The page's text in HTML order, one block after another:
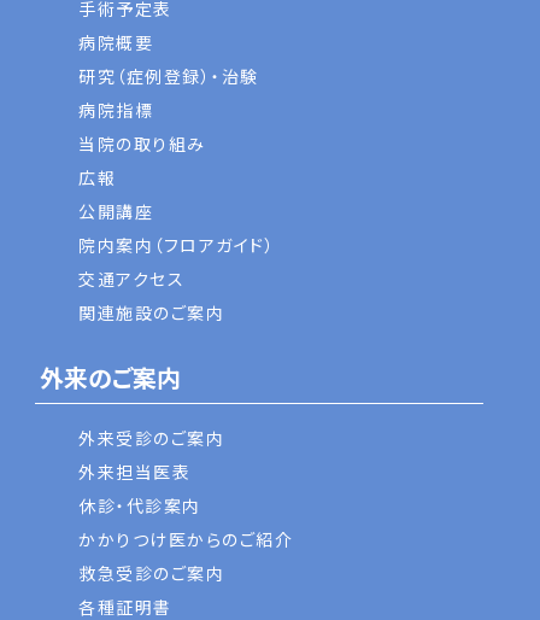
手術予定表
病院概要
研究（症例登録）・治験
病院指標
当院の取り組み
広報
公開講座
院内案内（フロアガイド）
交通アクセス
関連施設のご案内
外来のご案内
外来受診のご案内
外来担当医表
休診・代診案内
かかりつけ医からのご紹介
救急受診のご案内
各種証明書